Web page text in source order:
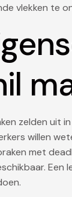
vlekken te
zelden uit
willen
met
Een